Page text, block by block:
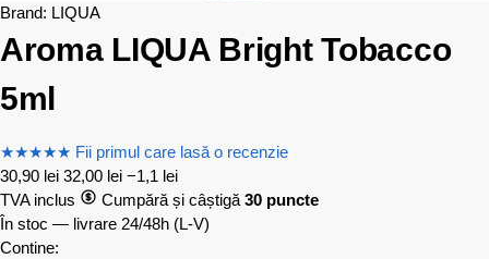
Brand: LIQUA
Aroma LIQUA Bright Tobacco
5ml
★★★★★ Fii primul care lasă o recenzie
30,90 lei 32,00 lei −1,1 lei
TVA inclus
Cumpără și câștigă 30 puncte
În stoc — livrare 24/48h (L-V)
Contine: